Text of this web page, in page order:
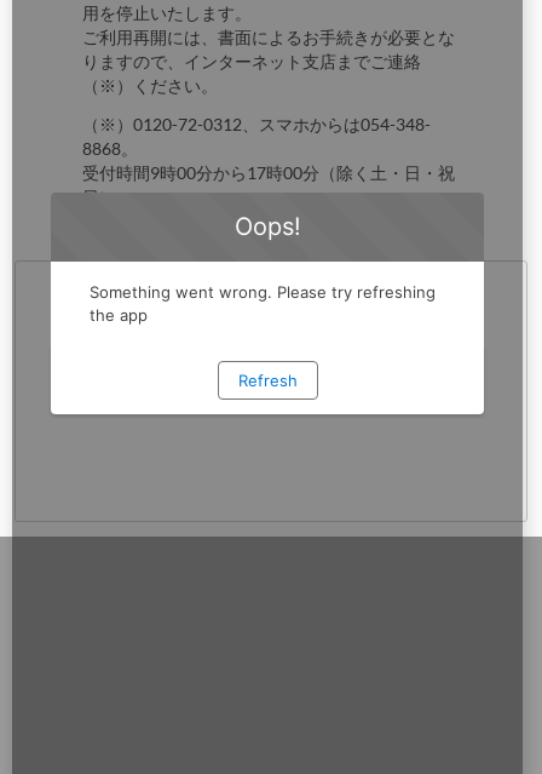
用を停止いたします。
ご利用再開には、書面によるお手続きが必要とな
りますので、インターネット支店までご連絡
（※）ください。
（※）0120-72-0312、スマホからは054-348-
8868。
受付時間9時00分から17時00分（除く土・日・祝
日）。